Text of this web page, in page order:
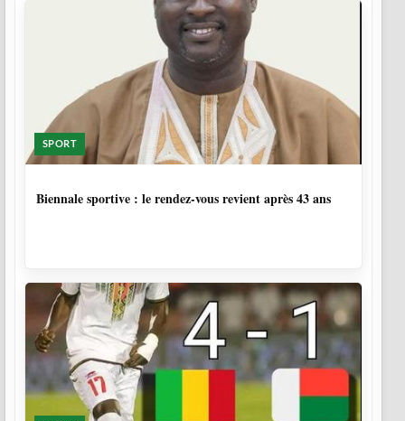
SPORT
Biennale sportive : le rendez-vous revient après 43 ans